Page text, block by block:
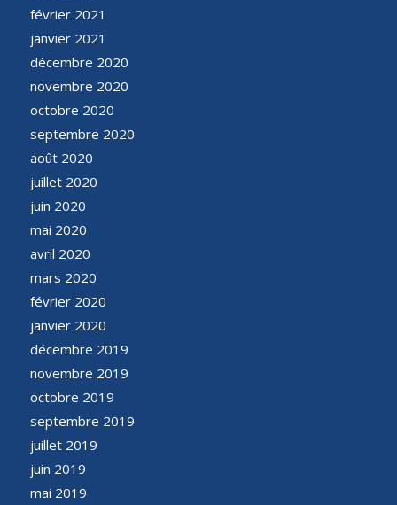
février 2021
janvier 2021
décembre 2020
novembre 2020
octobre 2020
septembre 2020
août 2020
juillet 2020
juin 2020
mai 2020
avril 2020
mars 2020
février 2020
janvier 2020
décembre 2019
novembre 2019
octobre 2019
septembre 2019
juillet 2019
juin 2019
mai 2019